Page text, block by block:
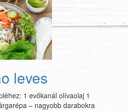
leves
1 evőkanál olívaolaj 1
– nagyobb darabokra